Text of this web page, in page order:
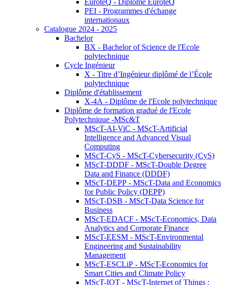
EuroteQ - Diplôme EuroteQ
PEI - Programmes d'échange
internationaux
Catalogue 2024 - 2025
Bachelor
BX - Bachelor of Science de l'Ecole
polytechnique
Cycle Ingénieur
X - Titre d’Ingénieur diplômé de l’École
polytechnique
Diplôme d'établissement
X-4A - Diplôme de l'Ecole polytechnique
Diplôme de formation gradué de l'Ecole
Polytechnique -MSc&T
MScT-AI-ViC - MScT-Artificial
Intelligence and Advanced Visual
Computing
MScT-CyS - MScT-Cybersecurity (CyS)
MScT-DDDF - MScT-Double Degree
Data and Finance (DDDF)
MScT-DEPP - MScT-Data and Economics
for Public Policy (DEPP)
MScT-DSB - MScT-Data Science for
Business
MScT-EDACF - MScT-Economics, Data
Analytics and Corporate Finance
MScT-EESM - MScT-Environmental
Engineering and Sustainability
Management
MScT-ESCLiP - MScT-Economics for
Smart Cities and Climate Policy
MScT-IOT - MScT-Internet of Things :